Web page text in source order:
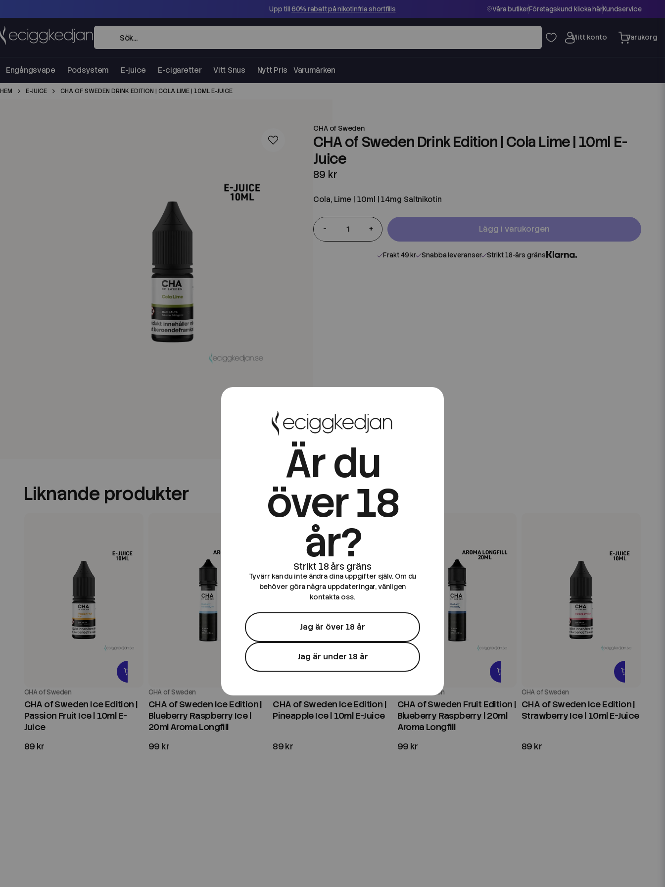
Upp till60% rabatt på nikotinfria shortfills Våra butikerFöretagskund klicka härKundservice
Engångsvape Podsystem E-juice E-cigaretter Vitt Snus Nytt Pris Varumärken
HEM E-JUICE CHA OF SWEDEN DRINK EDITION | COLA LIME | 10ML E-JUICE
CHA of Sweden
CHA of Sweden Drink Edition | Cola Lime | 10ml E-
Juice
89 kr
Cola, Lime | 10ml | 14mg Saltnikotin
- + Lägg i varukorgen
Frakt 49 kr Snabba leveranser Strikt 18-års gräns
Liknande produkter
CHA of Sweden
CHA of Sweden Ice Edition |
Passion Fruit Ice | 10ml E-
Juice
89 kr
CHA of Sweden
CHA of Sweden Ice Edition |
Blueberry Raspberry Ice |
20ml Aroma Longfill
99 kr
CHA of Sweden Ice Edition |
Pineapple Ice | 10ml E-Juice
89 kr
CHA of Sweden
CHA of Sweden Fruit Edition |
Blueberry Raspberry | 20ml
Aroma Longfill
99 kr
CHA of Sweden
CHA of Sweden Ice Edition |
Strawberry Ice | 10ml E-Juice
89 kr
Är du
över 18
år?
Tyvärr kan du inte ändra dina uppgifter själv. Om du
behöver göra några uppdateringar, vänligen
kontakta oss.
Jag är över 18 år
Jag är under 18 år